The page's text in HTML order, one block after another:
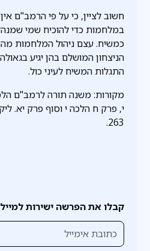
קבלו את הפרשה ישירות למייל
חשוב לציין, כי על פי הרמב"ם
במלחמות כדי להוכיח שמי
כמשיח. עצם ניהול המלחמות
הניצחון המושלם בהן יגיע
התגלות המשיח לעיני כול.
מקורות: משנה תורה לרמב"ם
י, פרק ח הלכה י וסוף פרק יא.
263.